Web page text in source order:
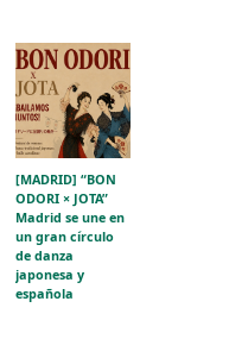
[MADRID] “BON
ODORI × JOTA”
Madrid se une en
un gran círculo
de danza
japonesa y
española